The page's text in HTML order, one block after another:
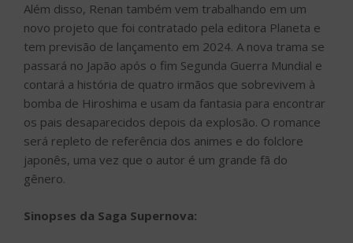
Além disso, Renan também vem trabalhando em um
novo projeto que foi contratado pela editora Planeta e
tem previsão de lançamento em 2024. A nova trama se
passará no Japão após o fim Segunda Guerra Mundial e
contará a história de quatro irmãos que sobrevivem à
bomba de Hiroshima e usam da fantasia para encontrar
os pais desaparecidos depois da explosão. O romance
será repleto de referência dos animes e do folclore
japonês, uma vez que o autor é um grande fã do
gênero.
Sinopses da Saga Supernova: